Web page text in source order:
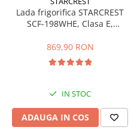
Lada frigorifica STARCREST
SCF-198WHE, Clasa E,
convertibil - functie frigider,
Termostat reglabil, Alb
869,90 RON
IN STOC
ADAUGA IN COS